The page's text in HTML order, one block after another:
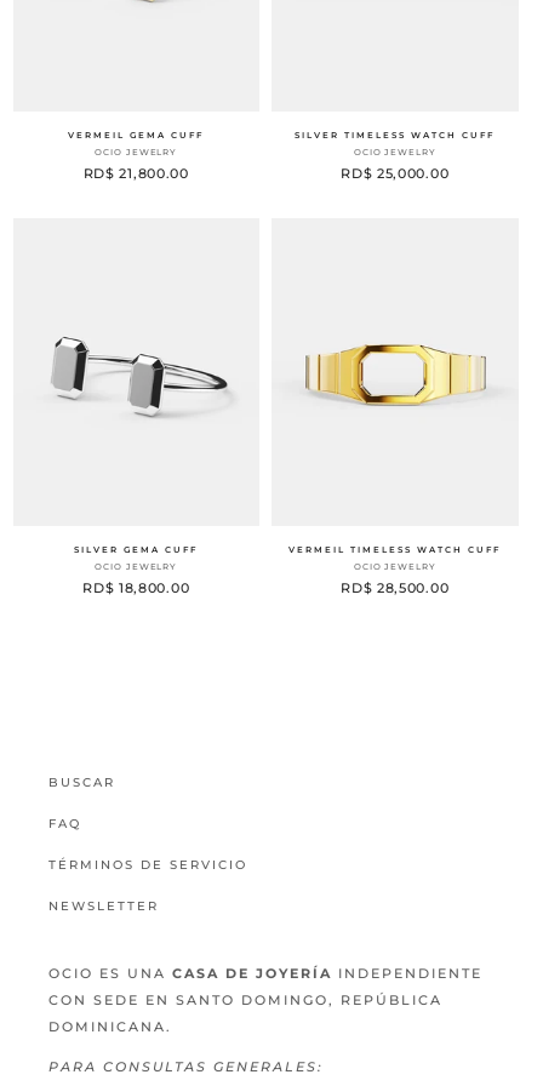
VERMEIL GEMA CUFF
Proveedor:
OCIO JEWELRY
Precio
RD$ 21,800.00
SILVER TIMELESS WATCH CUFF
Proveedor:
OCIO JEWELRY
Precio
RD$ 25,000.00
SILVER GEMA CUFF
Proveedor:
OCIO JEWELRY
Precio
RD$ 18,800.00
VERMEIL TIMELESS WATCH CUFF
Proveedor:
OCIO JEWELRY
Precio
RD$ 28,500.00
BUSCAR
FAQ
TÉRMINOS DE SERVICIO
NEWSLETTER
OCIO ES UNA CASA DE JOYERÍA INDEPENDIENTE
CON SEDE EN SANTO DOMINGO, REPÚBLICA
DOMINICANA.
PARA CONSULTAS GENERALES: